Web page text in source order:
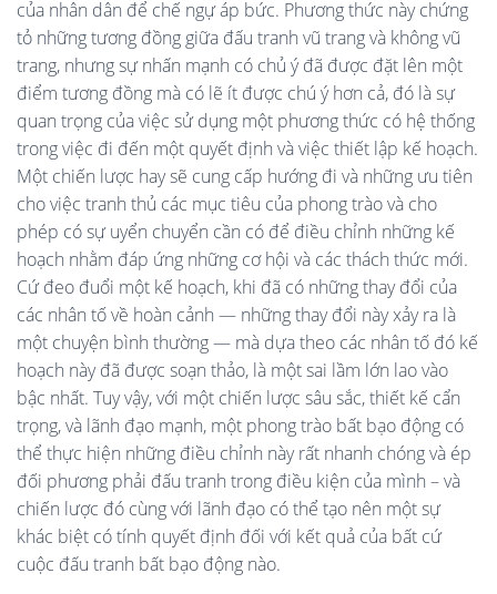
của nhân dân để chế ngự áp bức. Phương thức này chứng
tỏ những tương đồng giữa đấu tranh vũ trang và không vũ
trang, nhưng sự nhấn mạnh có chủ ý đã được đặt lên một
điểm tương đồng mà có lẽ ít được chú ý hơn cả, đó là sự
quan trọng của việc sử dụng một phương thức có hệ thống
trong việc đi đến một quyết định và việc thiết lập kế hoạch.
Một chiến lược hay sẽ cung cấp hướng đi và những ưu tiên
cho việc tranh thủ các mục tiêu của phong trào và cho
phép có sự uyển chuyển cần có để điều chỉnh những kế
hoạch nhằm đáp ứng những cơ hội và các thách thức mới.
Cứ đeo đuổi một kế hoạch, khi đã có những thay đổi của
các nhân tố về hoàn cảnh — những thay đổi này xảy ra là
một chuyện bình thường — mà dựa theo các nhân tố đó kế
hoạch này đã được soạn thảo, là một sai lầm lớn lao vào
bậc nhất. Tuy vậy, với một chiến lược sâu sắc, thiết kế cẩn
trọng, và lãnh đạo mạnh, một phong trào bất bạo động có
thể thực hiện những điều chỉnh này rất nhanh chóng và ép
đối phương phải đấu tranh trong điều kiện của mình – và
chiến lược đó cùng với lãnh đạo có thể tạo nên một sự
khác biệt có tính quyết định đối với kết quả của bất cứ
cuộc đấu tranh bất bạo động nào.